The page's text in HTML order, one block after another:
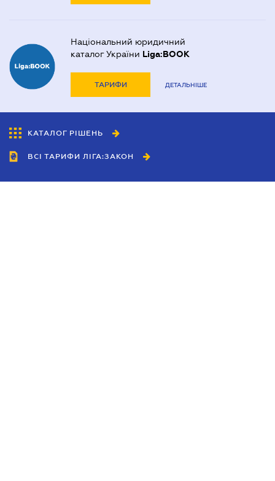
Національний юридичний
каталог України Liga:BOOK
ТАРИФИ ДЕТАЛЬНІШЕ
КАТАЛОГ РІШЕНЬ
ВСІ ТАРИФИ ЛІГА:ЗАКОН